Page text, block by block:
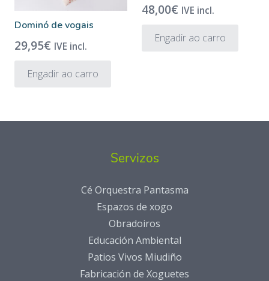
Dominó de vogais
29,95€ IVE incl.
Engadir ao carro
48,00€ IVE incl.
Engadir ao carro
Servizos
Cé Orquestra Pantasma
Espazos de xogo
Obradoiros
Educación Ambiental
Patios Vivos Miudiño
Fabricación de Xoguetes